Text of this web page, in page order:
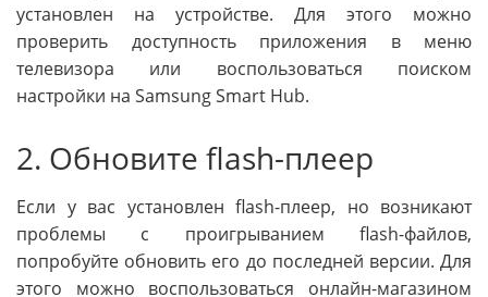
установлен на устройстве. Для этого можно
проверить доступность приложения в меню
телевизора или воспользоваться поиском
настройки на Samsung Smart Hub.
2. Обновите flash-плеер
Если у вас установлен flash-плеер, но возникают
проблемы с проигрыванием flash-файлов,
попробуйте обновить его до последней версии. Для
этого можно воспользоваться онлайн-магазином